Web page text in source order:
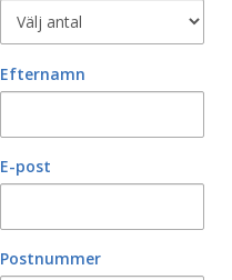
Efternamn
E-post
Postnummer